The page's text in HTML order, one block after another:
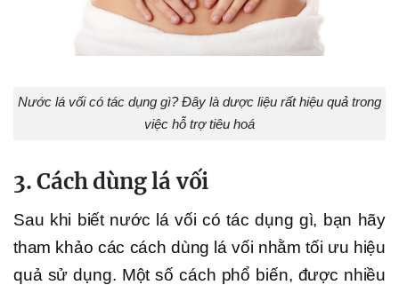
Nước lá vối có tác dụng gì? Đây là dược liệu rất hiệu quả trong
việc hỗ trợ tiêu hoá
3. Cách dùng lá vối
Sau khi biết nước lá vối có tác dụng gì, bạn hãy
tham khảo các cách dùng lá vối nhằm tối ưu hiệu
quả sử dụng. Một số cách phổ biến, được nhiều